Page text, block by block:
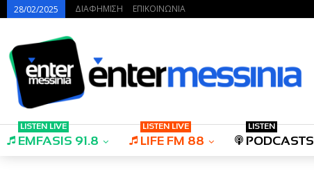
28/02/2025 ΔΙΑΦΗΜΙΣΗ ΕΠΙΚΟΙΝΩΝΙΑ
EMFASIS 91.8
LISTEN LIVE
LIFE FM 88
LISTEN LIVE
PODCASTS
LISTEN